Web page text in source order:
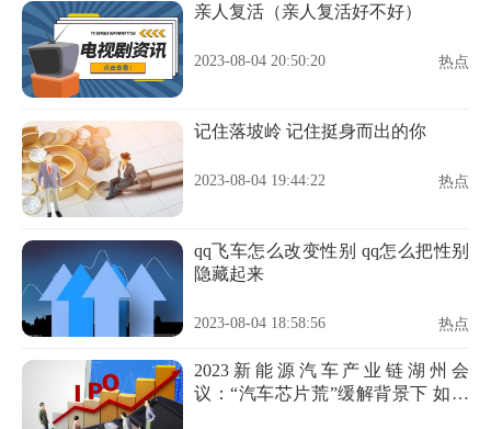
亲人复活（亲人复活好不好）
2023-08-04 20:50:20 热点
记住落坡岭 记住挺身而出的你
2023-08-04 19:44:22 热点
qq飞车怎么改变性别 qq怎么把性别
隐藏起来
2023-08-04 18:58:56 热点
2023新能源汽车产业链湖州会
议：“汽车芯片荒”缓解背景下 如何